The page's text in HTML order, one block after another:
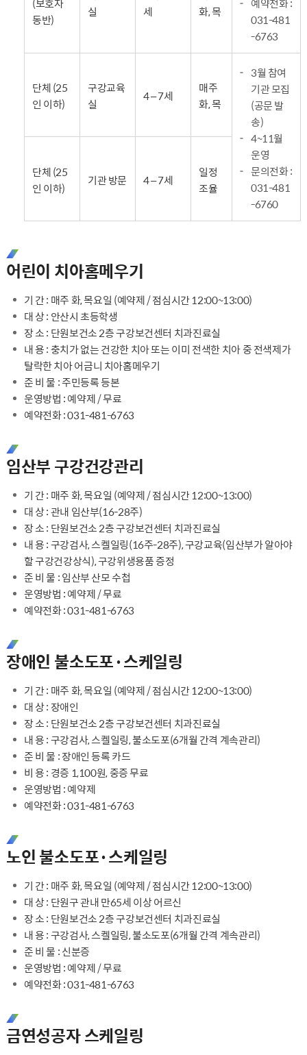
동반)
실
세
화, 목
031-481
-6763
단체 (25
인 이하)
구강교육
실
4 – 7세
매주
화, 목
3월 참여
기관 모집
(공문 발
송)
4~11월
운영
문의전화 :
031-481
-6760
단체 (25
인 이하)
기관 방문 4 – 7세
일정
조율
어린이 치아홈메우기
기 간 : 매주 화, 목요일 (예약제 / 점심시간 12:00~13:00)
대 상 : 안산시 초등학생
장 소 : 단원보건소 2층 구강보건센터 치과진료실
내 용 : 충치가 없는 건강한 치아 또는 이미 전색한 치아 중 전색제가
탈락한 치아 어금니 치아홈메우기
준 비 물 : 주민등록 등본
운영방법 : 예약제 / 무료
예약전화 : 031-481-6763
임산부 구강건강관리
기 간 : 매주 화, 목요일 (예약제 / 점심시간 12:00~13:00)
대 상 : 관내 임산부(16-28주)
장 소 : 단원보건소 2층 구강보건센터 치과진료실
내 용 : 구강검사, 스켈일링(16주-28주), 구강교육(임산부가 알아야
할 구강건강상식), 구강위생용품 증정
준 비 물 : 임산부 산모 수첩
운영방법 : 예약제 / 무료
예약전화 : 031-481-6763
장애인 불소도포·스케일링
기 간 : 매주 화, 목요일 (예약제 / 점심시간 12:00~13:00)
대 상 : 장애인
장 소 : 단원보건소 2층 구강보건센터 치과진료실
내 용 : 구강검사, 스켈일링, 불소도포(6개월 간격 계속관리)
준 비 물 : 장애인 등록 카드
비 용 : 경증 1,100원, 중증 무료
운영방법 : 예약제
예약전화 : 031-481-6763
노인 불소도포·스케일링
기 간 : 매주 화, 목요일 (예약제 / 점심시간 12:00~13:00)
대 상 : 단원구 관내 만65세 이상 어르신
장 소 : 단원보건소 2층 구강보건센터 치과진료실
내 용 : 구강검사, 스켈일링, 불소도포(6개월 간격 계속관리)
준 비 물 : 신분증
운영방법 : 예약제 / 무료
예약전화 : 031-481-6763
금연성공자 스케일링